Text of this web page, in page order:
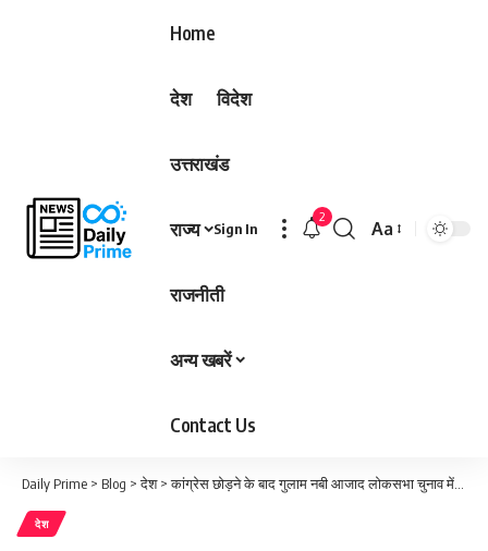
Home
देश विदेश
उत्तराखंड
राज्य
राजनीती
अन्य खबरें
Contact Us
Sign In
2
Font
Aa
Daily Prime > Blog >देश>कांग्रेस छोड़ने के बाद गुलाम नबी आजाद लोकसभा चुनाव में पहली बार देंगे अपनी ‘लोकप्रियता की परीक्षा’…
देश